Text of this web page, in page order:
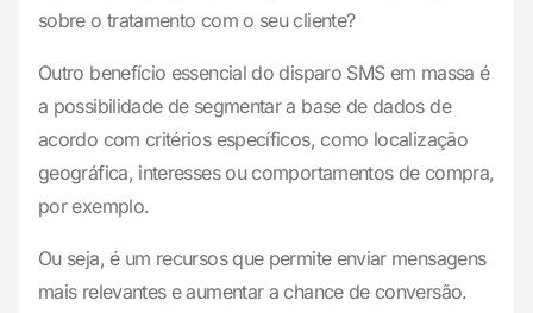
sobre o tratamento com o seu cliente?
Outro benefício essencial do disparo SMS em massa é
a possibilidade de segmentar a base de dados de
acordo com critérios específicos, como localização
geográfica, interesses ou comportamentos de compra,
por exemplo.
Ou seja, é um recursos que permite enviar mensagens
mais relevantes e aumentar a chance de conversão.